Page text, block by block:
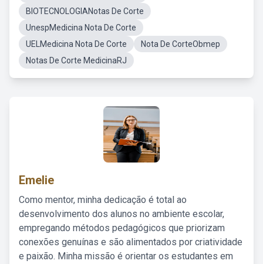
BIOTECNOLOGIANotas De Corte
UnespMedicina Nota De Corte
UELMedicina Nota De Corte
Nota De CorteObmep
Notas De Corte MedicinaRJ
Emelie
Como mentor, minha dedicação é total ao
desenvolvimento dos alunos no ambiente escolar,
empregando métodos pedagógicos que priorizam
conexões genuínas e são alimentados por criatividade
e paixão. Minha missão é orientar os estudantes em